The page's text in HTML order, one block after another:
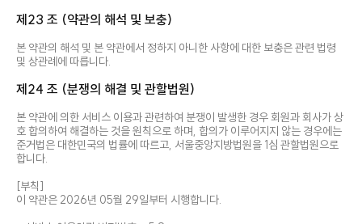
제23 조 (약관의 해석 및 보충)
본 약관의 해석 및 본 약관에서 정하지 아니한 사항에 대한 보충은 관련 법령
및 상관례에 따릅니다.
제24 조 (분쟁의 해결 및 관할법원)
본 약관에 의한 서비스 이용과 관련하여 분쟁이 발생한 경우 회원과 회사가 상
호 합의하여 해결하는 것을 원칙으로 하며, 합의가 이루어지지 않는 경우에는
준거법은 대한민국의 법률에 따르고, 서울중앙지방법원을 1심 관할법원으로
합니다.
[부칙]
이 약관은 2026년 05월 29일부터 시행합니다.